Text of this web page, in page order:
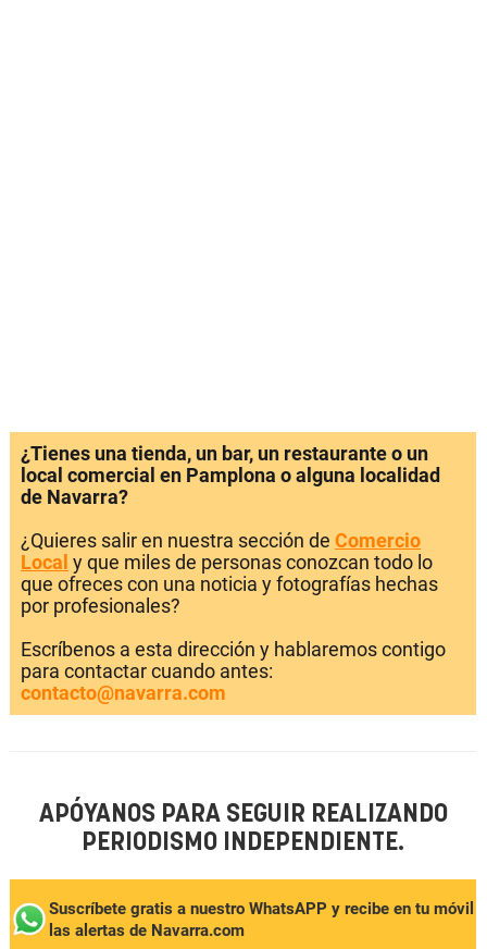
¿Tienes una tienda, un bar, un restaurante o un
local comercial en Pamplona o alguna localidad
de Navarra?
¿Quieres salir en nuestra sección de Comercio
Local y que miles de personas conozcan todo lo
que ofreces con una noticia y fotografías hechas
por profesionales?
Escríbenos a esta dirección y hablaremos contigo
para contactar cuando antes:
contacto@navarra.com
APÓYANOS PARA SEGUIR REALIZANDO
PERIODISMO INDEPENDIENTE.
Suscríbete gratis a nuestro WhatsAPP y recibe en tu móvil
las alertas de Navarra.com